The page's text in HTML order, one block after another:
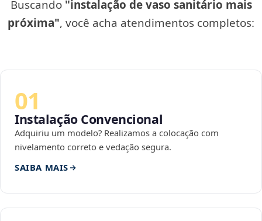
Buscando "instalação de vaso sanitário mais
próxima", você acha atendimentos completos:
01
Instalação Convencional
Adquiriu um modelo? Realizamos a colocação com
nivelamento correto e vedação segura.
SAIBA MAIS